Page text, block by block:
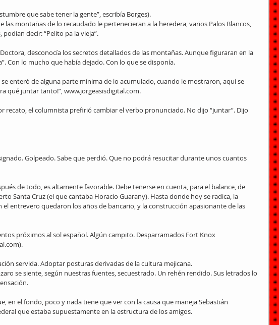
que sabe tener la gente”, escribía Borges).
las montañas de lo recaudado le pertenecieran a la heredera, varios Palos Blancos,
decir: “Pelito pa la vieja”.
desconocía los secretos detallados de las montañas. Aunque figuraran en la
Con lo mucho que había dejado. Con lo que se disponía.
enteró de alguna parte mínima de lo acumulado, cuando le mostraron, aquí se
qué juntar tanto!”, www.jorgeasisdigital.com.
recato, el columnista prefirió cambiar el verbo pronunciado. No dijo “juntar”. Dijo
Golpeado. Sabe que perdió. Que no podrá resucitar durante unos cuantos
de todo, es altamente favorable. Debe tenerse en cuenta, para el balance, de
Santa Cruz (el que cantaba Horacio Guarany). Hasta donde hoy se radica, la
el entrevero quedaron los años de bancario, y la construcción apasionante de las
próximos al sol español. Algún campito. Desparramados Fort Knox
servida. Adoptar posturas derivadas de la cultura mejicana.
se siente, según nuestras fuentes, secuestrado. Un rehén rendido. Sus letrados lo
en el fondo, poco y nada tiene que ver con la causa que maneja Sebastián
que estaba supuestamente en la estructura de los amigos.